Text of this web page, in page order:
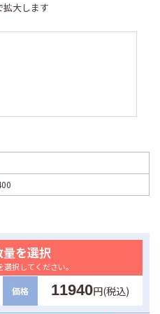
拡大します
を選択
択してください。
価格 11940円(税込)